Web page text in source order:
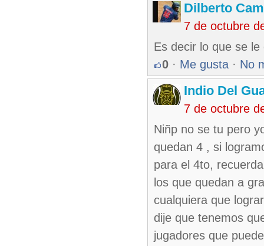
Dilberto
7 de octubre
Es decir lo que se
0 · Me gusta · No
Indio Del
7 de octubre
Niñp no se tu pero
quedan 4 , si
para el 4to,
los que quedan a
cualquiera que
dije que tenemos
jugadores que